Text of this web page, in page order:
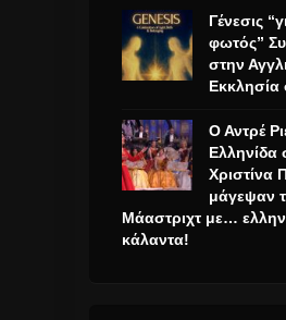
Γένεσις
φωτός”
στην
Εκκλησία
Ο Αντρέ
Χριστίνα
μάγεψαν
Μάαστριχτ με…
κάλαντα!